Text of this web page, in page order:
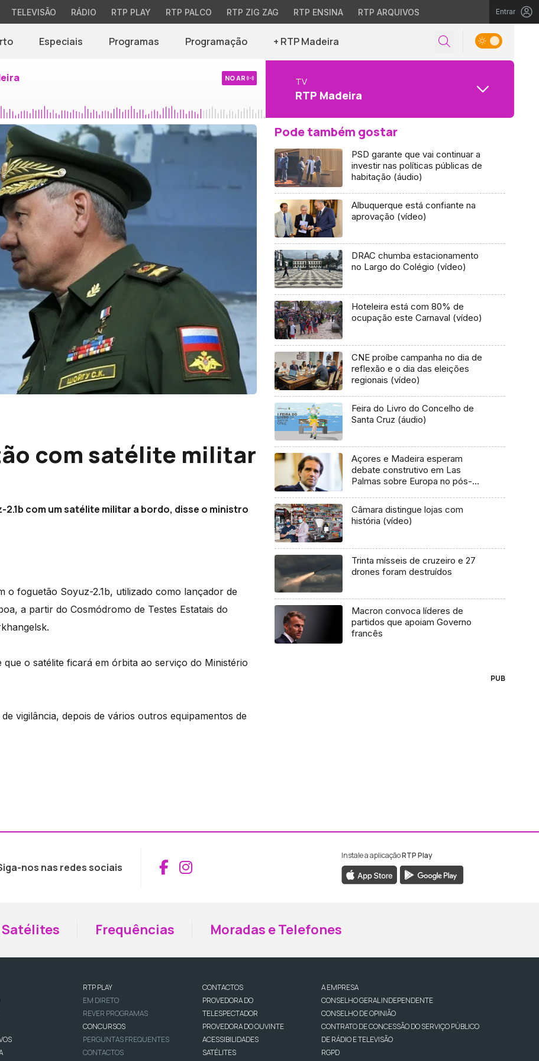
TELEVISÃO RÁDIO RTP PLAY RTP PALCO RTP ZIG ZAG RTP ENSINA RTP ARQUIVOS Entrar
Especiais Programas Programação + RTP Madeira
NO AR TV
RTP Madeira
com satélite militar
com um satélite militar a bordo, disse o ministro
o foguetão Soyuz-2.1b, utilizado como lançador de
a partir do Cosmódromo de Testes Estatais do
o satélite ficará em órbita ao serviço do Ministério
vigilância, depois de vários outros equipamentos de
Pode também gostar
PSD garante que vai continuar a
investir nas políticas públicas de
habitação (áudio)
Albuquerque está confiante na
aprovação (vídeo)
DRAC chumba estacionamento
no Largo do Colégio (vídeo)
Hoteleira está com 80% de
ocupação este Carnaval (vídeo)
CNE proíbe campanha no dia de
reflexão e o dia das eleições
regionais (vídeo)
Feira do Livro do Concelho de
Santa Cruz (áudio)
Açores e Madeira esperam
debate construtivo em Las
Palmas sobre Europa no pós-
Câmara distingue lojas com
história (vídeo)
Trinta mísseis de cruzeiro e 27
drones foram destruídos
Macron convoca líderes de
partidos que apoiam Governo
francês
PUB
nos nas redes sociais Aceder ao Facebook da RTP Madeira
Aceder ao Instagram da RTP Madeira
Instale a aplicaçãoRTP Play
Satélites Frequências Moradas e Telefones
RTP PLAY
EM DIRETO
REVER PROGRAMAS
CONCURSOS
PERGUNTAS FREQUENTES
CONTACTOS
CONTACTOS
PROVEDORA DO
TELESPECTADOR
PROVEDORA DO OUVINTE
ACESSIBILIDADES
SATÉLITES
A EMPRESA
CONSELHO GERAL INDEPENDENTE
CONSELHO DE OPINIÃO
CONTRATO DE CONCESSÃO DO SERVIÇO PÚBLICO
DE RÁDIO E TELEVISÃO
RGPD